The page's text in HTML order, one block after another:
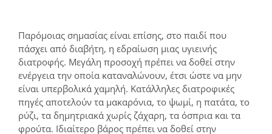
Παρόμοιας σημασίας είναι επίσης, στο παιδί που
πάσχει από διαβήτη, η εδραίωση μιας υγιεινής
διατροφής. Μεγάλη προσοχή πρέπει να δοθεί στην
ενέργεια την οποία καταναλώνουν, έτσι ώστε να μην
είναι υπερβολικά χαμηλή. Κατάλληλες διατροφικές
πηγές αποτελούν τα μακαρόνια, το ψωμί, η πατάτα, το
ρύζι, τα δημητριακά χωρίς ζάχαρη, τα όσπρια και τα
φρούτα. Ιδιαίτερο βάρος πρέπει να δοθεί στην